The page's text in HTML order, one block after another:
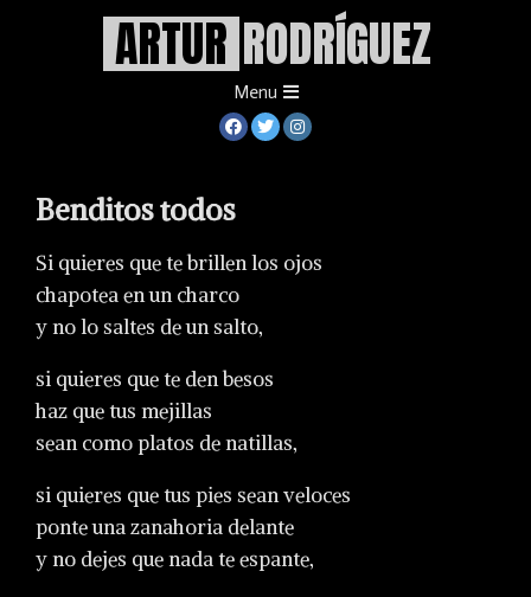
ARTUR RODRÍGUEZ
Menu
Benditos todos
Si quieres que te brillen los ojos
chapotea en un charco
y no lo saltes de un salto,
si quieres que te den besos
haz que tus mejillas
sean como platos de natillas,
si quieres que tus pies sean veloces
ponte una zanahoria delante
y no dejes que nada te espante,